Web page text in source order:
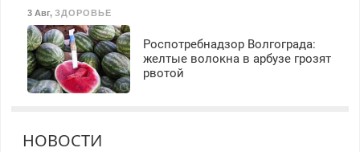
3 Авг, ЗДОРОВЬЕ
Роспотребнадзор Волгограда:
желтые волокна в арбузе грозят
рвотой
НОВОСТИ